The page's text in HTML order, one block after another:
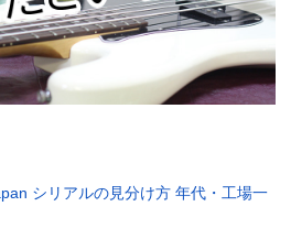
シリアルの見分け方 年代・工場一